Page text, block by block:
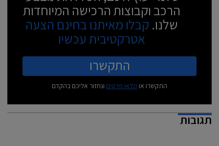
הרכב וקבוצות הרכישה המיוחדות
שלנו. קבלו מאיתנו בחינם הצעה
אטרקטיבית עכשיו
התקשרו
התקשרו או מלאו פרטים ונחזור אליכם בהקדם
תגובות